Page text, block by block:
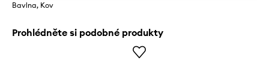
Bavlna, Kov
Prohlédněte si podobné produkty